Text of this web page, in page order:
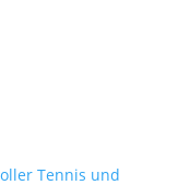
Tennis und